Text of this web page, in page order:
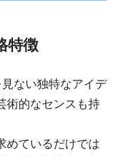
特徴
ない独特なアイデ
術的なセンスも持
めているだけでは